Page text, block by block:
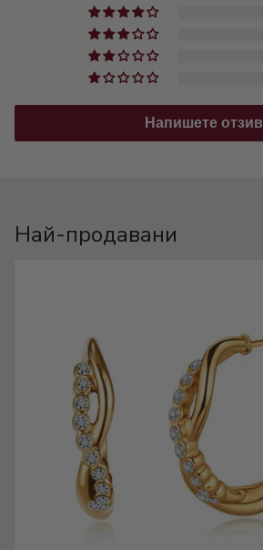
Напишете отзив
Най-продавани